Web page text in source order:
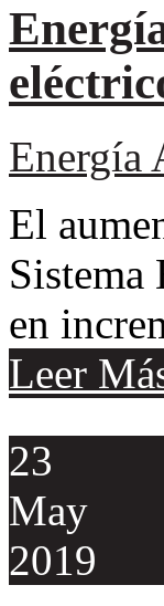
Energía
El
en
Leer
23
May
2019